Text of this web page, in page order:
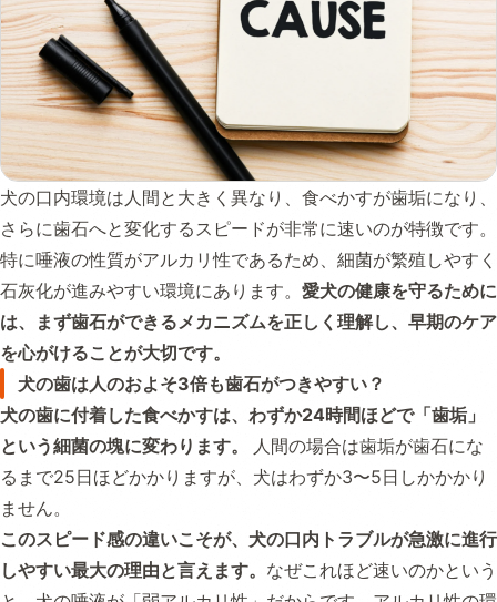
犬の口内環境は人間と大きく異なり、食べかすが歯垢になり、
さらに歯石へと変化するスピードが非常に速いのが特徴です。
特に唾液の性質がアルカリ性であるため、細菌が繁殖しやすく
石灰化が進みやすい環境にあります。 愛犬の健康を守るために
は、まず歯石ができるメカニズムを正しく理解し、早期のケア
を心がけることが大切です。
犬の歯は人のおよそ3倍も歯石がつきやすい？
犬の歯に付着した食べかすは、わずか24時間ほどで「歯垢」
という細菌の塊に変わります。
人間の場合は歯垢が歯石にな
るまで25日ほどかかりますが、犬はわずか3〜5日しかかかり
ません。
このスピード感の違いこそが、犬の口内トラブルが急激に進行
しやすい最大の理由と言えます。 なぜこれほど速いのかという